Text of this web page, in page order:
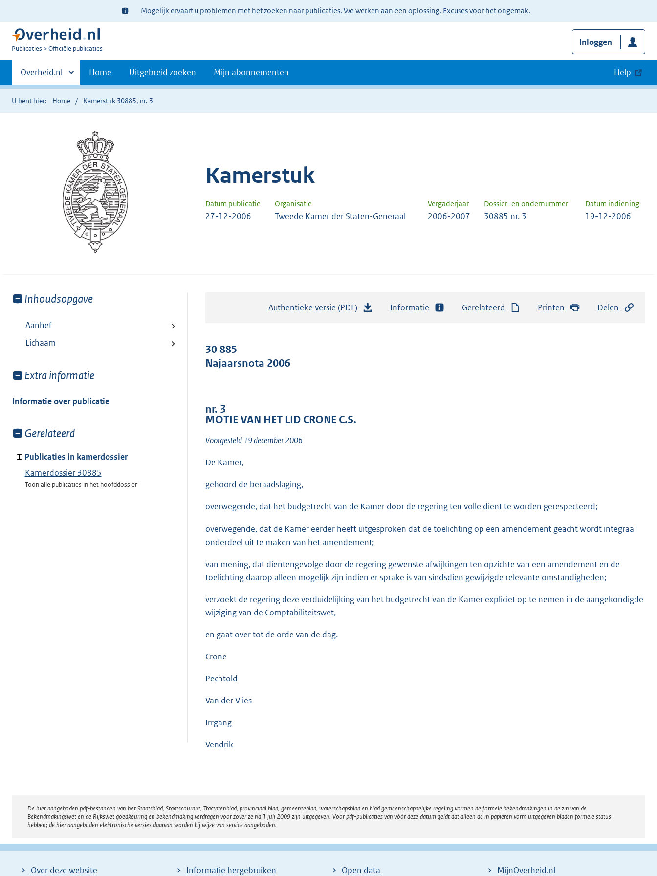
Ter
informatie:
Mogelijk ervaart u problemen met het zoeken naar publicaties. We werken aan een oplossing. Excuses voor het ongemak.
U
Publicaties Officiële publicaties
Inloggen
Primaire
navigatie
Andere
sites
binnen
Overheid.nl Home Uitgebreid zoeken Mijn abonnementen Help
U bent hier: Home Kamerstuk 30885, nr. 3
Kamerstuk
Datum publicatie Organisatie Vergaderjaar Dossier- en ondernummer Datum indiening
27-12-2006 Tweede Kamer der Staten-Generaal 2006-2007 30885 nr. 3 19-12-2006
Toon
van:
Inhoudsopgave
Aanhef
Lichaam
Toon
van:
Extra informatie
Informatie over publicatie
Toon
van:
Gerelateerd
Publicaties in kamerdossier
Kamerdossier 30885
Toon alle publicaties in het hoofddossier
Authentieke versie (PDF)
:
4
K
Informatie Gerelateerd Printen Delen
30 885
Najaarsnota 2006
nr. 3
MOTIE VAN HET LID CRONE C.S.
Voorgesteld 19 december 2006
De Kamer,
gehoord de beraadslaging,
overwegende, dat het budgetrecht van de Kamer door de regering ten volle dient te worden gerespecteerd;
overwegende, dat de Kamer eerder heeft uitgesproken dat de toelichting op een amendement geacht wordt integraal
onderdeel uit te maken van het amendement;
van mening, dat dientengevolge door de regering gewenste afwijkingen ten opzichte van een amendement en de
toelichting daarop alleen mogelijk zijn indien er sprake is van sindsdien gewijzigde relevante omstandigheden;
verzoekt de regering deze verduidelijking van het budgetrecht van de Kamer expliciet op te nemen in de aangekondigde
wijziging van de Comptabiliteitswet,
en gaat over tot de orde van de dag.
Crone
Pechtold
Van der Vlies
Irrgang
Vendrik
Disclaimer
De hier aangeboden pdf-bestanden van het Staatsblad, Staatscourant, Tractatenblad, provinciaal blad, gemeenteblad, waterschapsblad en blad gemeenschappelijke regeling vormen de formele bekendmakingen in de zin van de
Bekendmakingswet en de Rijkswet goedkeuring en bekendmaking verdragen voor zover ze na 1 juli 2009 zijn uitgegeven. Voor pdf-publicaties van vóór deze datum geldt dat alleen de in papieren vorm uitgegeven bladen formele status
hebben; de hier aangeboden elektronische versies daarvan worden bij wijze van service aangeboden.
Over deze website Informatie hergebruiken Open data MijnOverheid.nl